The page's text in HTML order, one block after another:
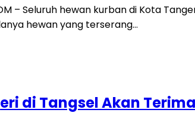
– Seluruh hewan kurban di Kota
hewan yang terserang…
di Tangsel Akan